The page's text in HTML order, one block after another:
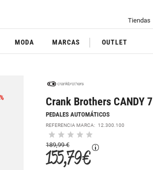
Tiendas
MODA MARCAS OUTLET
Crank Brothers CANDY 7
PEDALES AUTOMÁTICOS
REFERENCIA MARCA: 12.300.100
189,99 €
155,79 €
%